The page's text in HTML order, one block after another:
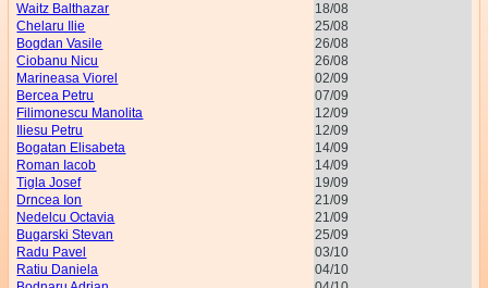
Waitz Balthazar
18/08
Chelaru Ilie
25/08
Bogdan Vasile
26/08
Ciobanu Nicu
26/08
Marineasa Viorel
02/09
Bercea Petru
07/09
Filimonescu Manolita
12/09
Iliesu Petru
12/09
Bogatan Elisabeta
14/09
Roman Iacob
14/09
Tigla Josef
19/09
Drncea Ion
21/09
Nedelcu Octavia
21/09
Bugarski Stevan
25/09
Radu Pavel
03/10
Ratiu Daniela
04/10